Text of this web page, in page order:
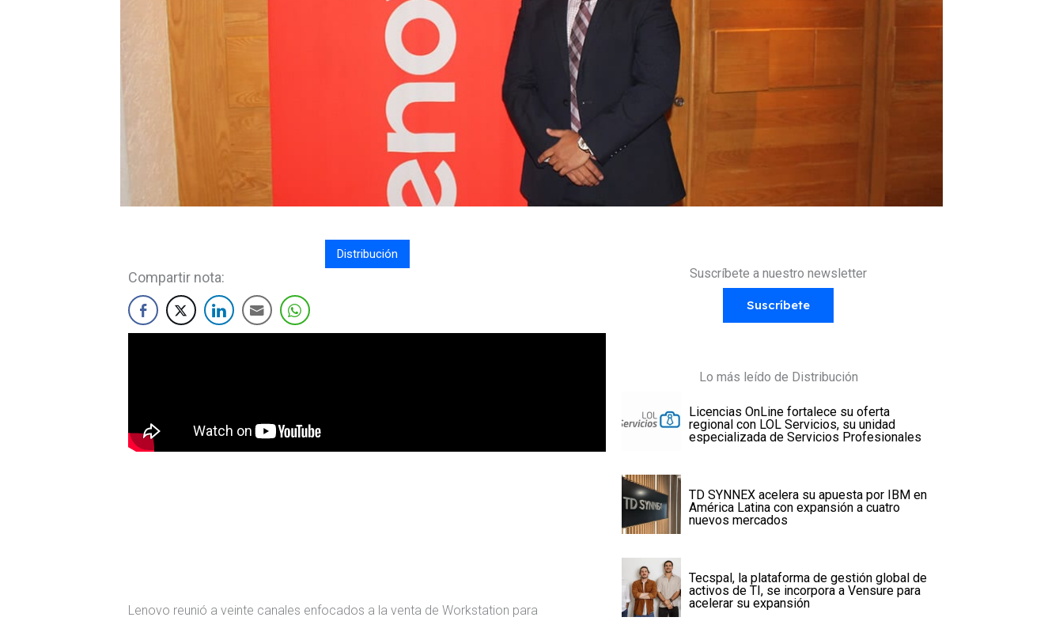
Distribución
Compartir nota:
Lenovo reunió a veinte canales enfocados a la venta de Workstation para
Suscríbete a nuestro newsletter
Suscríbete
Lo más leído de Distribución
Licencias OnLine fortalece su oferta
regional con LOL Servicios, su unidad
especializada de Servicios Profesionales
TD SYNNEX acelera su apuesta por IBM en
América Latina con expansión a cuatro
nuevos mercados
Tecspal, la plataforma de gestión global de
activos de TI, se incorpora a Vensure para
acelerar su expansión